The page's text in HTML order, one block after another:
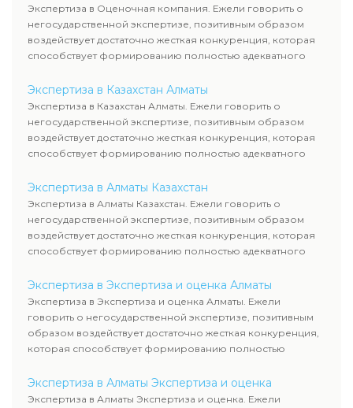
Экспертиза в Оценочная компания. Ежели говорить о
негосударственной экспертизе, позитивным образом
воздействует достаточно жесткая конкуренция, которая
способствует формированию полностью адекватного
Экспертиза в Казахстан Алматы
Экспертиза в Казахстан Алматы. Ежели говорить о
негосударственной экспертизе, позитивным образом
воздействует достаточно жесткая конкуренция, которая
способствует формированию полностью адекватного
Экспертиза в Алматы Казахстан
Экспертиза в Алматы Казахстан. Ежели говорить о
негосударственной экспертизе, позитивным образом
воздействует достаточно жесткая конкуренция, которая
способствует формированию полностью адекватного
Экспертиза в Экспертиза и оценка Алматы
Экспертиза в Экспертиза и оценка Алматы. Ежели
говорить о негосударственной экспертизе, позитивным
образом воздействует достаточно жесткая конкуренция,
которая способствует формированию полностью
Экспертиза в Алматы Экспертиза и оценка
Экспертиза в Алматы Экспертиза и оценка. Ежели